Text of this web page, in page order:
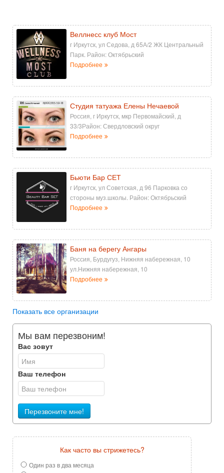
Веллнесс клуб Мост
г Иркутск, ул Седова, д 65А/2 ЖК Центральный
Парк. Район: Октябрьский
Подробнее
Студия татуажа Елены Нечаевой
Россия, г Иркутск, мкр Первомайский, д
33/3Район: Свердловский округ
Подробнее
Бьюти Бар СЕТ
г Иркутск, ул Советская, д 96 Парковка со
стороны муз.школы. Район: Октябрьский
Подробнее
Баня на берегу Ангары
Россия, Бурдугуз, Нижняя набережная, 10
ул.Нижняя набережная, 10
Подробнее
Показать все организации
Мы вам перезвоним!
Вас зовут
Ваш телефон
Перезвоните мне!
Как часто вы стрижетесь?
Один раз в два месяца